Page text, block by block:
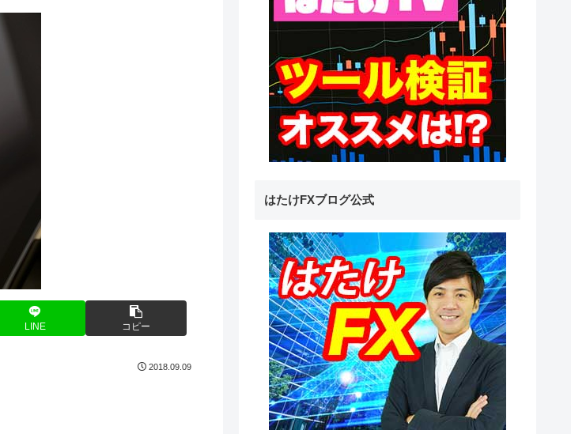
LINE コピー
2018.09.09
はたけFXブログ公式